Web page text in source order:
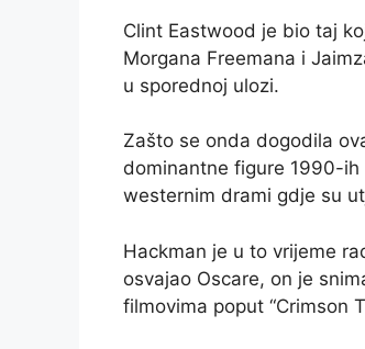
Clint Eastwood je bio taj
Morgana Freemana i
u sporednoj ulozi.
Zašto se onda dogodila
dominantne figure 1990-
westernim drami gdje su
Hackman je u to vrijeme
osvajao Oscare, on je
filmovima poput “Crimson